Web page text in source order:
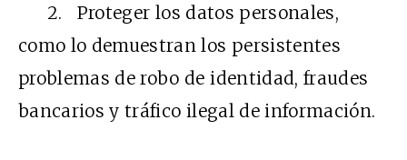
2. Proteger los datos personales,
como lo demuestran los persistentes
problemas de robo de identidad, fraudes
bancarios y tráfico ilegal de información.